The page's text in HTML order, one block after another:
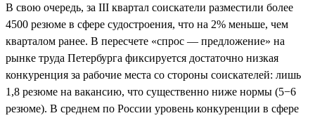
В свою очередь, за III квартал соискатели разместили более
4500 резюме в сфере судостроения, что на 2% меньше, чем
кварталом ранее. В пересчете «спрос — предложение» на
рынке труда Петербурга фиксируется достаточно низкая
конкуренция за рабочие места со стороны соискателей: лишь
1,8 резюме на вакансию, что существенно ниже нормы (5−6
резюме). В среднем по России уровень конкуренции в сфере